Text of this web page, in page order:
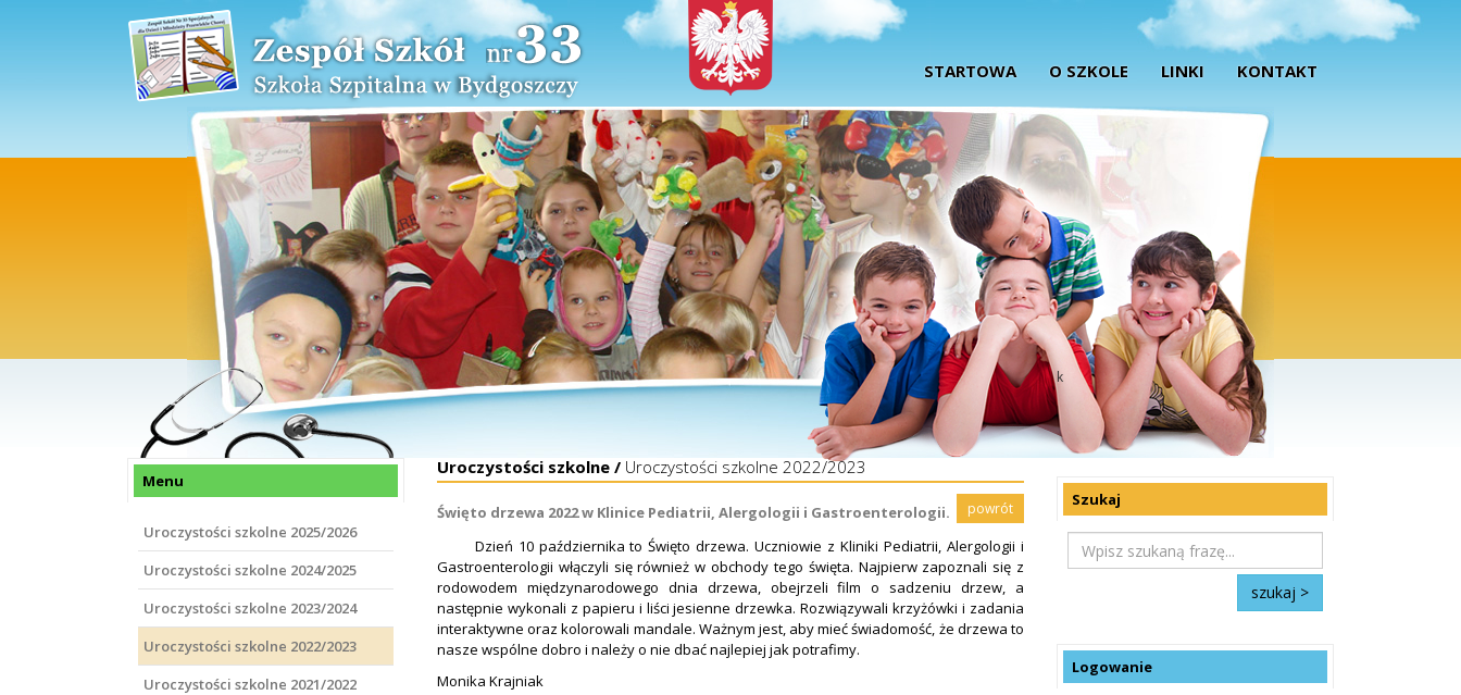
STARTOWA O SZKOLE LINKI KONTAKT
Menu
Uroczystości szkolne 2025/2026
Uroczystości szkolne 2024/2025
Uroczystości szkolne 2023/2024
Uroczystości szkolne 2022/2023
Uroczystości szkolne 2021/2022
Uroczystości szkolne / Uroczystości szkolne 2022/2023
powrót
Święto drzewa 2022 w Klinice Pediatrii, Alergologii i Gastroenterologii.
Dzień 10 października to Święto drzewa. Uczniowie z Kliniki Pediatrii, Alergologii i
Gastroenterologii włączyli się również w obchody tego święta. Najpierw zapoznali się z
rodowodem międzynarodowego dnia drzewa, obejrzeli film o sadzeniu drzew, a
następnie wykonali z papieru i liści jesienne drzewka. Rozwiązywali krzyżówki i zadania
interaktywne oraz kolorowali mandale. Ważnym jest, aby mieć świadomość, że drzewa to
nasze wspólne dobro i należy o nie dbać najlepiej jak potrafimy.
Monika Krajniak
k
Szukaj
Logowanie